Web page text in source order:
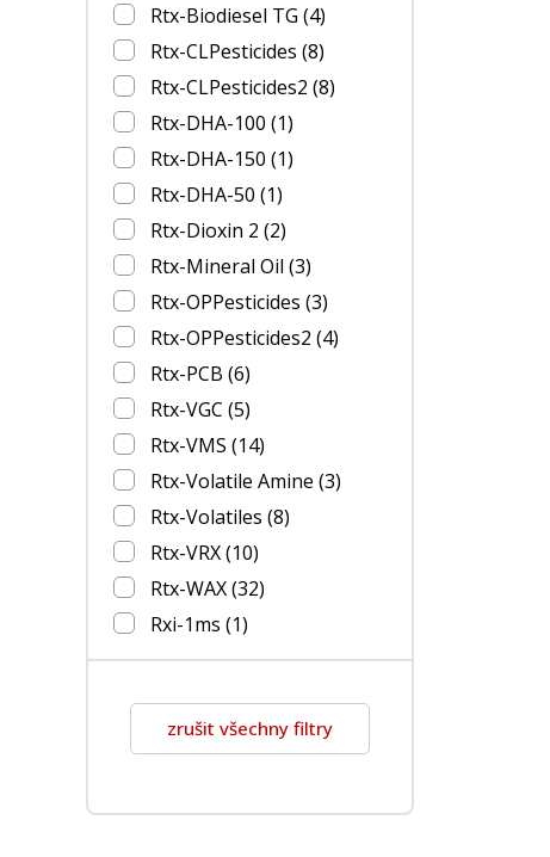
Rtx-Biodiesel TG (4)
Rtx-CLPesticides (8)
Rtx-CLPesticides2 (8)
Rtx-DHA-100 (1)
Rtx-DHA-150 (1)
Rtx-DHA-50 (1)
Rtx-Dioxin 2 (2)
Rtx-Mineral Oil (3)
Rtx-OPPesticides (3)
Rtx-OPPesticides2 (4)
Rtx-PCB (6)
Rtx-VGC (5)
Rtx-VMS (14)
Rtx-Volatile Amine (3)
Rtx-Volatiles (8)
Rtx-VRX(10)
Rtx-WAX(32)
Rxi-1ms (1)
zrušit všechny filtry